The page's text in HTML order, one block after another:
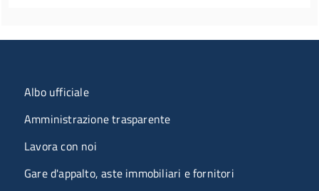
Menu organizzazione
Albo ufficiale
Amministrazione trasparente
Lavora con noi
Gare d'appalto, aste immobiliari e fornitori